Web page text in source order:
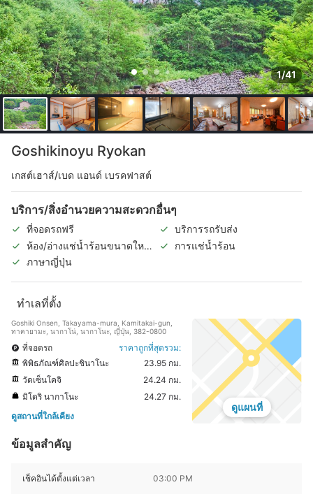
1/41
Goshikinoyu Ryokan
เกสต์เฮาส์/เบด แอนด์ เบรคฟาสต์
บริการ/สิ่งอำนวยความสะดวกอื่นๆ
ที่จอดรถฟรี
บริการรถรับส่ง
ห้อง/อ่างแช่น้ำร้อนขนาดใหญ่
ในร่ม
การแช่น้ำร้อน
ภาษาญี่ปุ่น
ทำเลที่ตั้ง
Goshiki Onsen, Takayama-mura, Kamitakai-gun,
ทาคายามะ, นากาโน่, นากาโนะ, ญี่ปุ่น, 382-0800
ที่จอดรถ
ราคาถูกที่สุดรวม:
พิพิธภัณฑ์ศิลปะชินาโนะ
23.95 กม.
วัดเซ็นโคจิ
24.24 กม.
มิโดริ นากาโนะ
24.27 กม.
ดูสถานที่ใกล้เคียง
ดูแผนที่
ข้อมูลสำคัญ
เช็คอินได้ตั้งแต่เวลา 03:00 PM